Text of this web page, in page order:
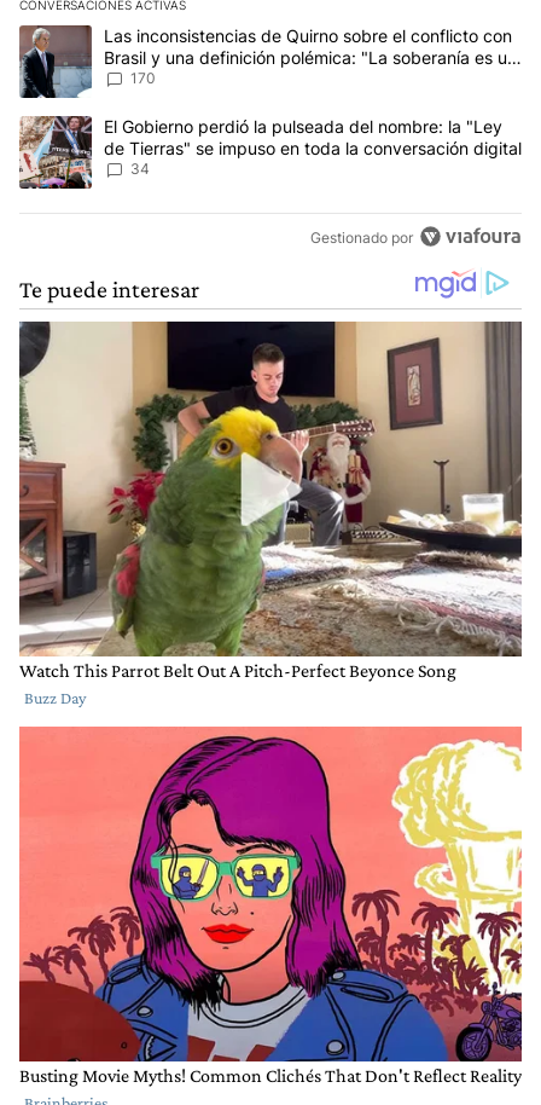
CONVERSACIONES ACTIVAS
Este listado muestra los artículos con más comentarios en los
Un artículo de tendencia con el título "Las inconsistencias de
Las inconsistencias de Quirno sobre el conflicto con
Brasil y una definición polémica: "La soberanía es un
concepto antiguo"
170
Un artículo de tendencia con el título "El Gobierno perdió la
El Gobierno perdió la pulseada del nombre: la "Ley
de Tierras" se impuso en toda la conversación digital
34
Gestionado por